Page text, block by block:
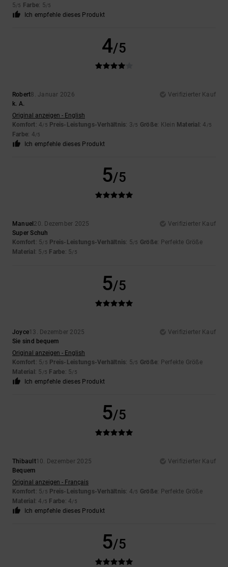
5/5 Farbe: 5/5
Ich empfehle dieses Produkt
4/5
Robert8. Januar 2026
Verifizierter Kauf
k. A.
Original anzeigen - English
Komfort: 4/5 Preis-Leistungs-Verhältnis: 3/5 Größe: Klein Material : 4 /5
Farbe: 4/5
Ich empfehle dieses Produkt
5/5
Manuel 20. Dezember 2025
Verifizierter Kauf
Super Schuh
Komfort: 5/5 Preis-Leistungs-Verhältnis: 5/5 Größe: Perfekte Größe
Material : 5 /5 Farbe: 5/5
5/5
Joyce13. Dezember 2025
Verifizierter Kauf
Sie sind bequem
Original anzeigen - English
Komfort: 5/5 Preis-Leistungs-Verhältnis: 5/5 Größe: Perfekte Größe
Material : 5 /5 Farbe: 5/5
Ich empfehle dieses Produkt
5/5
Thibault10. Dezember 2025
Verifizierter Kauf
Bequem
Original anzeigen - Français
Komfort: 5/5 Preis-Leistungs-Verhältnis: 4/5 Größe: Perfekte Größe
Material : 4 /5 Farbe: 4/5
Ich empfehle dieses Produkt
5/5